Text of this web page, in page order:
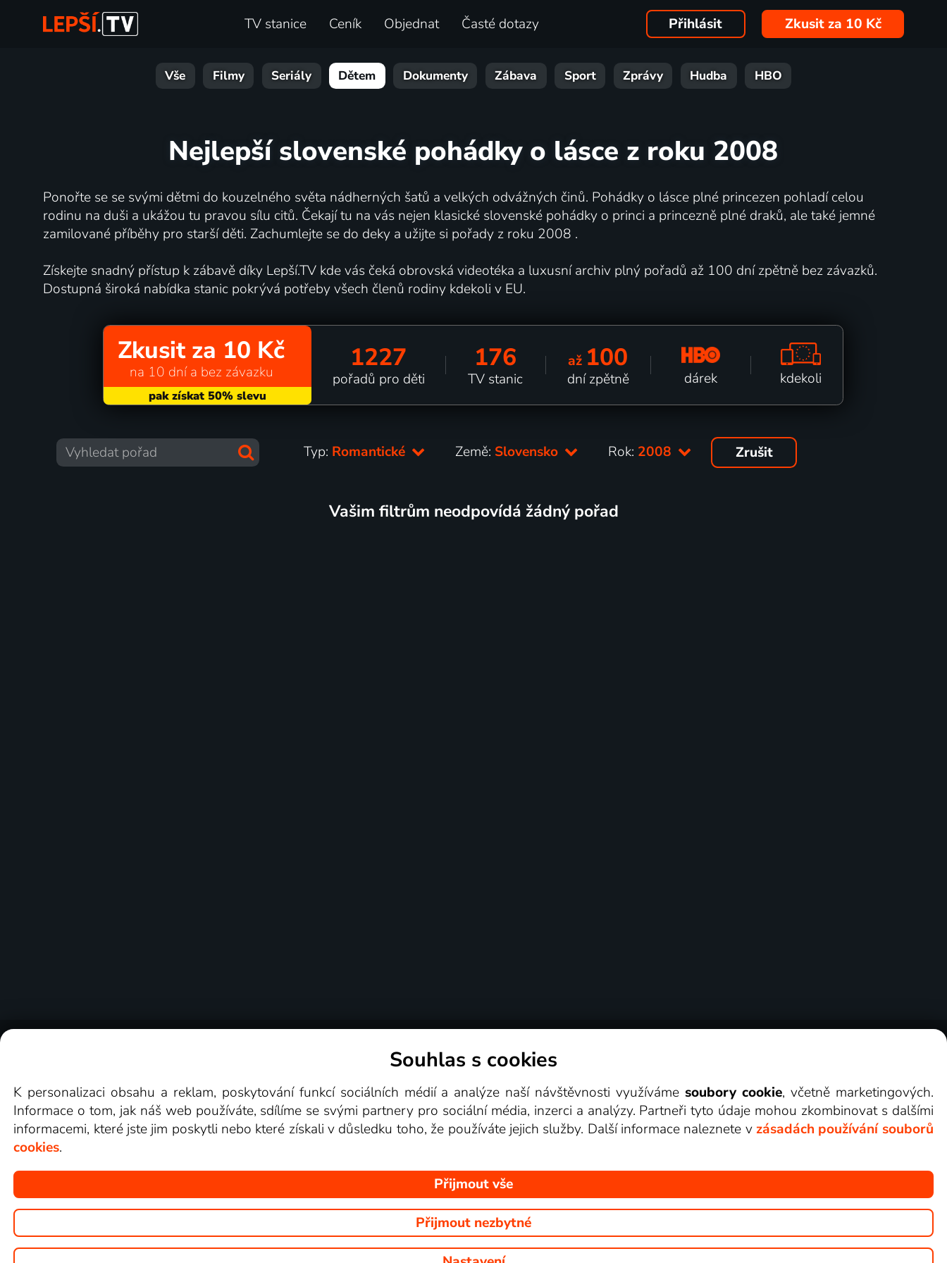
TV stanice Ceník Objednat Časté dotazy Přihlásit Zkusit za 10 Kč
Vše Filmy Seriály Dětem Dokumenty Zábava Sport Zprávy Hudba HBO
Nejlepší slovenské pohádky o lásce z roku 2008
Ponořte se se svými dětmi do kouzelného světa nádherných šatů a velkých odvážných činů. Pohádky o lásce plné princezen pohladí celou
rodinu na duši a ukážou tu pravou sílu citů. Čekají tu na vás nejen klasické slovenské pohádky o princi a princezně plné draků, ale také jemné
zamilované příběhy pro starší děti. Zachumlejte se do deky a užijte si pořady z roku 2008 .
Získejte snadný přístup k zábavě díky Lepší.TV kde vás čeká obrovská videotéka a luxusní archiv plný pořadů až 100 dní zpětně bez závazků.
Dostupná široká nabídka stanic pokrývá potřeby všech členů rodiny kdekoli v EU.
Zkusit za 10 Kč
na 10 dní a bez závazku 1227
pořadů pro děti
176
TV stanic
až 100
dní zpětně dárek kdekoli
Typ: Romantické Země: Slovensko Rok: 2008 Zrušit
Vašim filtrům neodpovídá žádný pořad
Videotéka
Copyright © goNET s.r.o. Na tomto webu jsou zobrazovány obrázky z pořadů TV stanic, které můžete sledovat v Lepší.TV.
Souhlas s cookies
K personalizaci obsahu a reklam, poskytování funkcí sociálních médií a analýze naší návštěvnosti využívámesoubory cookie, včetně marketingových.
Informace o tom, jak náš web používáte, sdílíme se svými partnery pro sociální média, inzerci a analýzy. Partneři tyto údaje mohou zkombinovat s dalšími
informacemi, které jste jim poskytli nebo které získali v důsledku toho, že používáte jejich služby. Další informace naleznete v zásadách používání souborů
cookies.
Přijmout vše
Přijmout nezbytné